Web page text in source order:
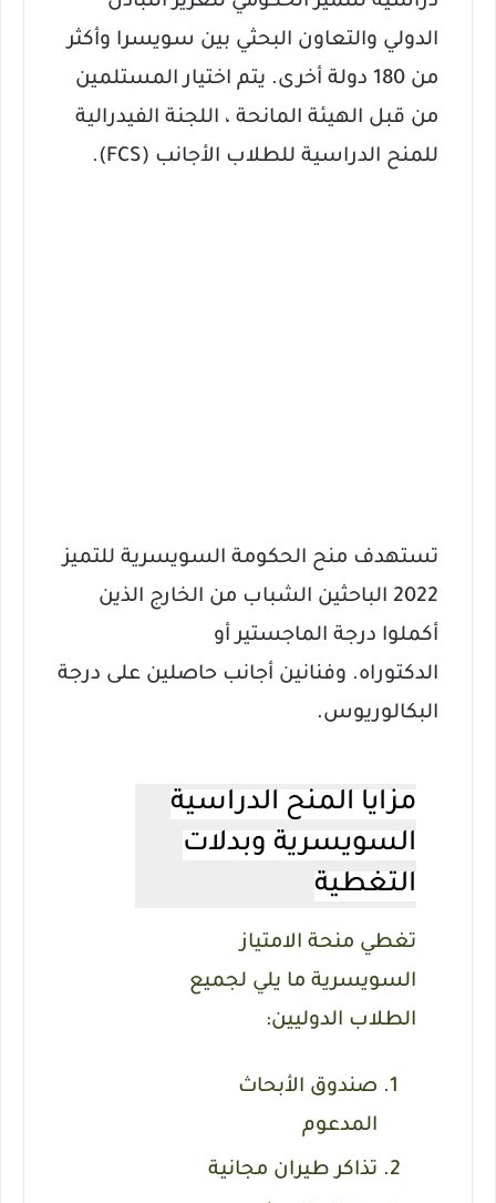
الدولي والتعاون البحثي بين سويسرا وأكثر
من 180 دولة أخرى.
يتم اختيار المستلمين
من قبل الهيئة المانحة ، اللجنة الفيدرالية
للمنح الدراسية للطلاب الأجانب (FCS).
تستهدف منح الحكومة السويسرية للتميز
2022 الباحثين الشباب من الخارج الذين
أكملوا درجة الماجستير أو
الدكتوراه. وفنانين أجانب حاصلين على درجة
البكالوريوس.
مزايا المنح الدراسية
السويسرية وبدلات
التغطية
تغطي منحة الامتياز
السويسرية ما يلي لجميع
الطلاب الدوليين:
صندوق الأبحاث
المدعوم
تذاكر طيران مجانية